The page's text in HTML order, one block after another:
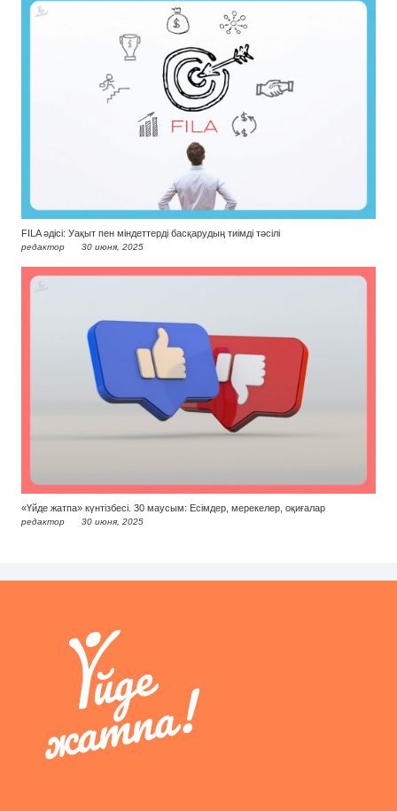
FILA әдісі: Уақыт пен міндеттерді басқарудың тиімді тәсілі
редактор 30 июня, 2025
«Үйде жатпа» күнтізбесі. 30 маусым: Есімдер, мерекелер, оқиғалар
редактор 30 июня, 2025